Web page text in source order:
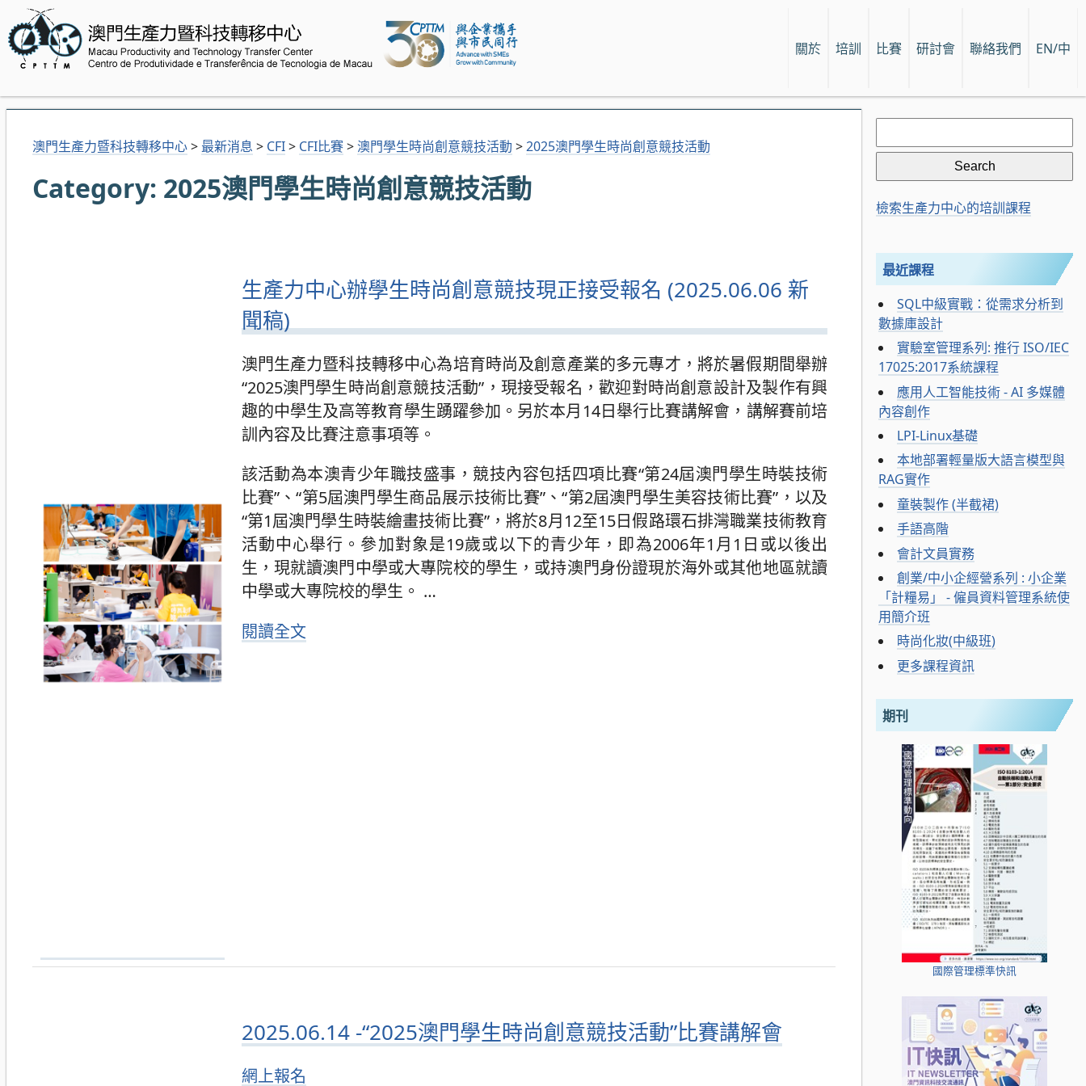
關於 培訓 比賽 研討會 聯絡我們 EN/中
澳門生產力暨科技轉移中心> 最新消息 > CFI> CFI比賽> 澳門學生時尚創意競技活動 >2025澳門學生時尚創意競技活動
Category: 2025澳門學生時尚創意競技活動
生產力中心辦學生時尚創意競技現正接受報名 (2025.06.06 新
聞稿)
澳門生產力暨科技轉移中心為培育時尚及創意產業的多元專才，將於暑假期間舉辦
“2025澳門學生時尚創意競技活動”，現接受報名，歡迎對時尚創意設計及製作有興
趣的中學生及高等教育學生踴躍參加。另於本月14日舉行比賽講解會，講解賽前培
訓內容及比賽注意事項等。
該活動為本澳青少年職技盛事，競技內容包括四項比賽“第24屆澳門學生時裝技術
比賽”、“第5屆澳門學生商品展示技術比賽”、“第2屆澳門學生美容技術比賽”，以及
“第1屆澳門學生時裝繪畫技術比賽”，將於8月12至15日假路環石排灣職業技術教育
活動中心舉行。參加對象是19歲或以下的青少年，即為2006年1月1日或以後出
生，現就讀澳門中學或大專院校的學生，或持澳門身份證現於海外或其他地區就讀
中學或大專院校的學生。 …
閱讀全文
2025.06.14 -“2025澳門學生時尚創意競技活動”比賽講解會
網上報名
Search
for:
檢索生產力中心的培訓課程
最近課程
SQL中級實戰：從需求分析到
數據庫設計
實驗室管理系列: 推行 ISO/IEC
17025:2017系統課程
應用人工智能技術 - AI 多媒體
內容創作
LPI-Linux基礎
本地部署輕量版大語言模型與
RAG實作
童裝製作 (半截裙)
手語高階
會計文員實務
創業/中小企經營系列 : 小企業
「計糧易」 - 僱員資料管理系統使
用簡介班
時尚化妝(中級班)
更多課程資訊
期刊
國際管理標準快訊